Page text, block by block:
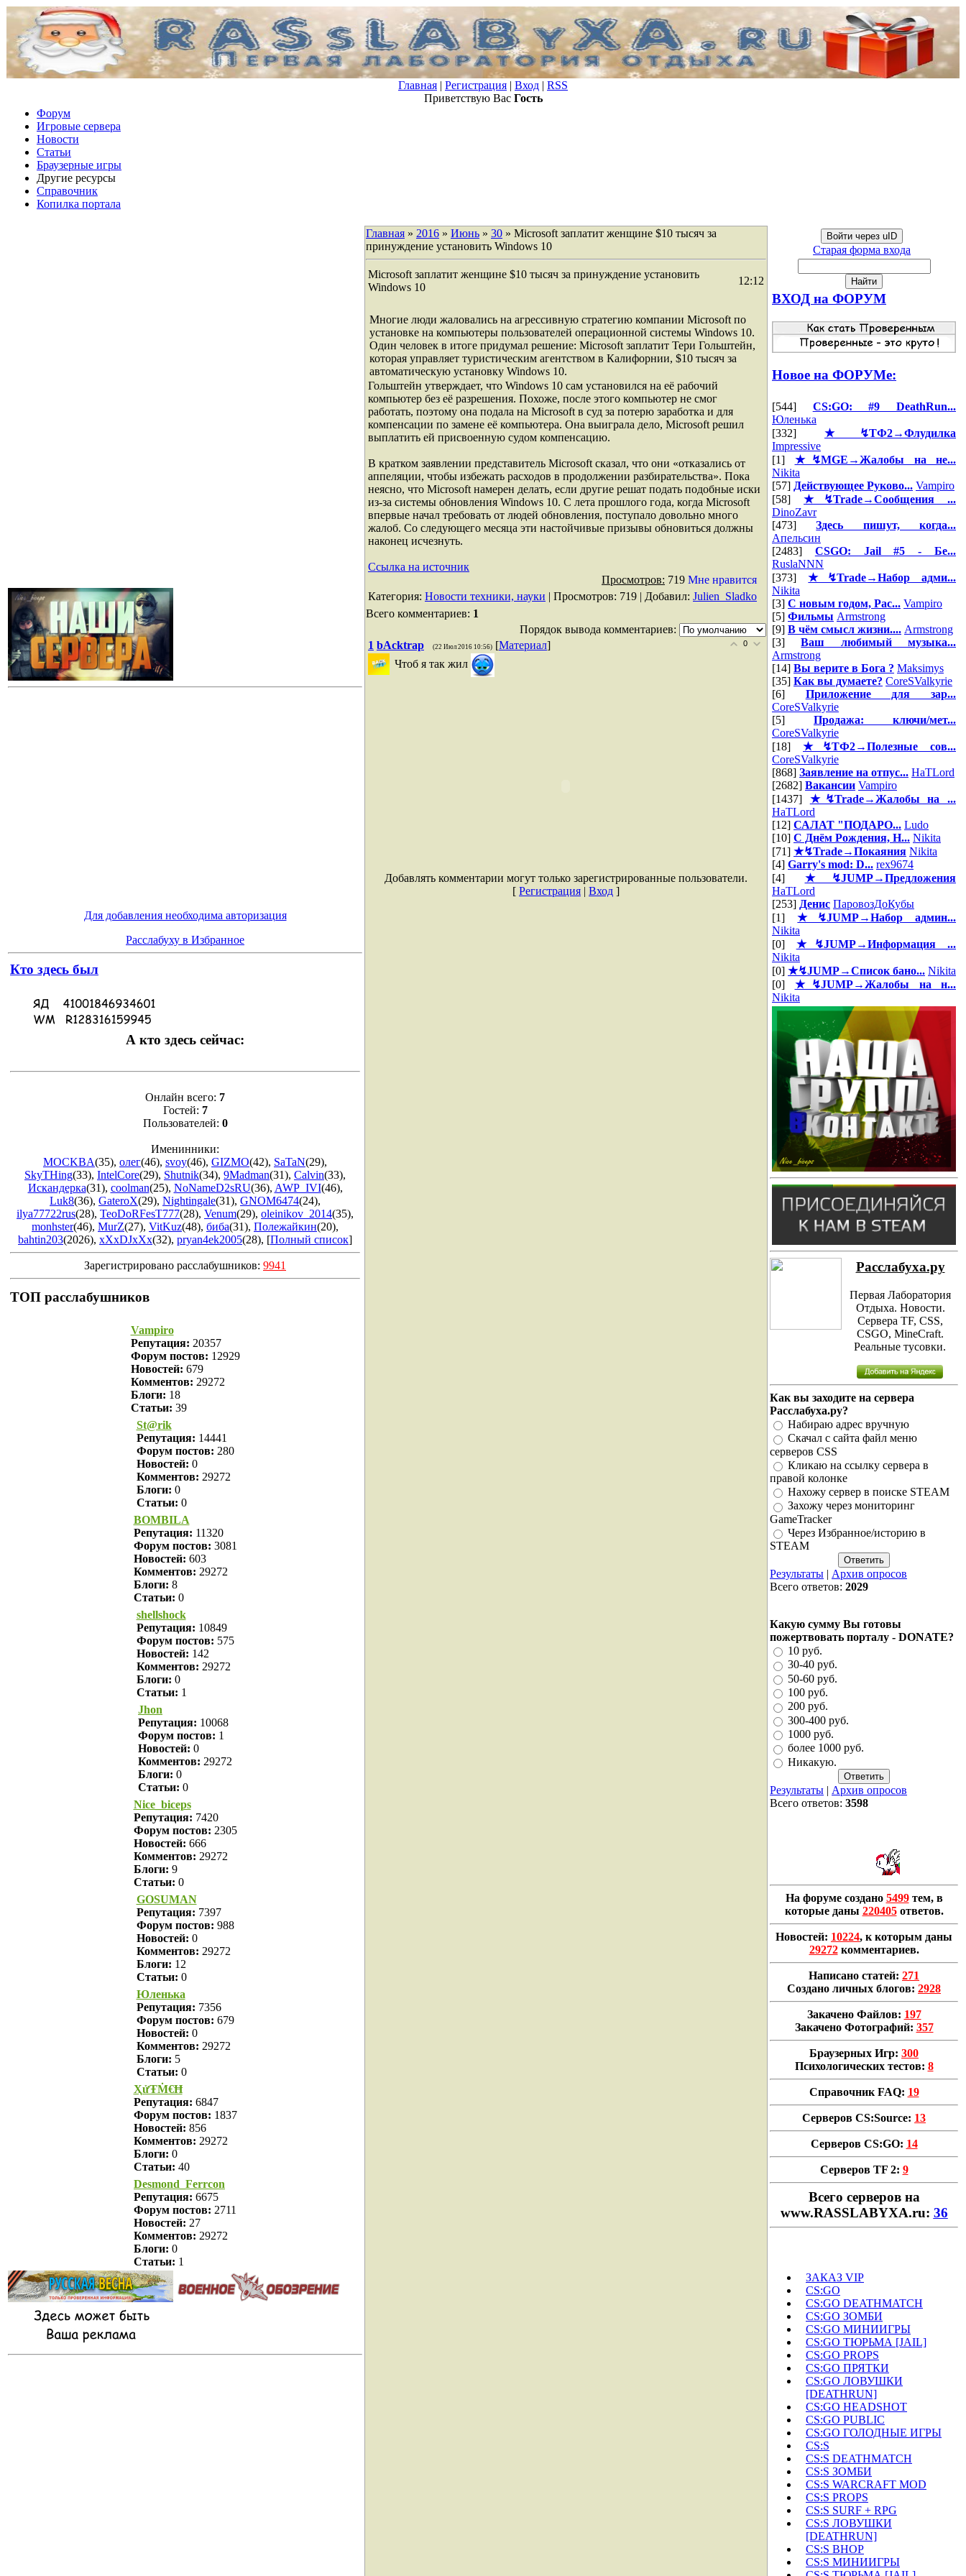
Главная | Регистрация | Вход | RSS
Приветствую Вас Гость
Форум
Игровые сервера
Новости
Статьи
Браузерные игры
Другие ресурсы
Справочник
Копилка портала
Для добавления необходима авторизация
Расслабуху в Избранное
Кто здесь был
А кто здесь сейчас:
Онлайн всего: 7
Гостей: 7
Пользователей: 0
Именинники:
MOCKBA(35), олег(46), svoy(46), GIZMO(42), SaTaN(29),
SkyTHing(33), IntelCore(29), Shutnik(34), 9Madman(31), Calvin(33),
Искандерка(31), coolman(25), NoNameD2sRU(36), AWP_IVI(46),
Luk8(36), GateroX(29), Nightingale(31), GNOM6474(24),
ilya77722rus(28), TeoDoRFesT777(28), Venum(29), oleinikov_2014(35),
monhster(46), MurZ(27), VitKuz(48), биба(31), Полежайкин(20),
bahtin203(2026), xXxDJxXx(32), pryan4ek2005(28), [Полный список]
Зарегистрировано расслабушников: 9941
ТОП расслабушников
Vampiro
Репутация: 20357
Форум постов: 12929
Новостей: 679
Комментов: 29272
Блоги: 18
Статьи: 39
St@rik
Репутация: 14441
Форум постов: 280
Новостей: 0
Комментов: 29272
Блоги: 0
Статьи: 0
BOMBILA
Репутация: 11320
Форум постов: 3081
Новостей: 603
Комментов: 29272
Блоги: 8
Статьи: 0
shellshock
Репутация: 10849
Форум постов: 575
Новостей: 142
Комментов: 29272
Блоги: 0
Статьи: 1
Jhon
Репутация: 10068
Форум постов: 1
Новостей: 0
Комментов: 29272
Блоги: 0
Статьи: 0
Nice_biceps
Репутация: 7420
Форум постов: 2305
Новостей: 666
Комментов: 29272
Блоги: 9
Статьи: 0
GOSUMAN
Репутация: 7397
Форум постов: 988
Новостей: 0
Комментов: 29272
Блоги: 12
Статьи: 0
Юленька
Репутация: 7356
Форум постов: 679
Новостей: 0
Комментов: 29272
Блоги: 5
Статьи: 0
ҲửŦṀ€Ħ
Репутация: 6847
Форум постов: 1837
Новостей: 856
Комментов: 29272
Блоги: 0
Статьи: 40
Desmond_Ferrcon
Репутация: 6675
Форум постов: 2711
Новостей: 27
Комментов: 29272
Блоги: 0
Статьи: 1
Главная » 2016 » Июнь » 30 » Microsoft заплатит женщине $10 тысяч за
принуждение установить Windows 10
Microsoft заплатит женщине $10 тысяч за принуждение установить
Windows 10
12:12
Многие люди жаловались на агрессивную стратегию компании Microsoft по
установке на компьютеры пользователей операционной системы Windows 10.
Один человек в итоге придумал решение: Microsoft заплатит Тери Гольштейн,
которая управляет туристическим агентством в Калифорнии, $10 тысяч за
автоматическую установку Windows 10.
Гольштейн утверждает, что Windows 10 сам установился на её рабочий
компьютер без её разрешения. Похоже, после этого компьютер не смог
работать, поэтому она подала на Microsoft в суд за потерю заработка и для
компенсации по замене её компьютера. Она выиграла дело, Microsoft решил
выплатить ей присвоенную судом компенсацию.
В кратком заявлении представитель Microsoft сказал, что они «отказались от
аппеляции, чтобы избежать расходов в продолжении разбирательства». Пока
неясно, что Microsoft намерен делать, если другие решат подать подобные иски
из-за системы обновления Windows 10. С лета прошлого года, когда Microsoft
впервые начал требовать от людей обновления, поступало довольно много
жалоб. Со следующего месяца эти настойчивые призывы обновиться должны
наконец исчезнуть.
Ссылка на источник
Просмотров: 719 Мне нравится
Категория: Новости техники, науки | Просмотров: 719 | Добавил: Julien_Sladko
Всего комментариев: 1
Порядок вывода комментариев:
0
1 bAcktrap (22 Июл 2016 10:56) [Материал]
Чтоб я так жил
Добавлять комментарии могут только зарегистрированные пользователи.
[ Регистрация | Вход ]
Войти через uID
Старая форма входа
ВХОД на ФОРУМ
Новое на ФОРУМе:
[544] CS:GO: #9 DeathRun...
Юленька
[332] ★↯ТФ2→Флудилка
Impressive
[1] ★↯MGE→Жалобы на не...
Nikita
[57] Действующее Руково... Vampiro
[58] ★↯Trade→Сообщения ...
DinoZavr
[473]Здесь пишут, когда...
Апельсин
[2483] CSGO: Jail #5 - Бе...
RuslaNNN
[373]★↯Trade→Набор адми...
Nikita
[3] С новым годом, Рас... Vampiro
[5] Фильмы Armstrong
[9] В чём смысл жизни.... Armstrong
[3]Ваш любимый музыка...
Armstrong
[14] Вы верите в Бога ? Maksimys
[35] Как вы думаете? CoreSValkyrie
[6] Приложение для зар...
CoreSValkyrie
[5] Продажа: ключи/мет...
CoreSValkyrie
[18] ★↯ТФ2→Полезные сов...
CoreSValkyrie
[868] Заявление на отпус... HaTLord
[2682] Вакансии Vampiro
[1437] ★↯Trade→Жалобы на ...
HaTLord
[12] САЛАТ "ПОДАРО... Ludo
[10] С Днём Рождения, Н... Nikita
[71] ★↯Trade→Покаяния Nikita
[4] Garry's mod: D... rex9674
[4] ★↯JUMP→Предложения
HaTLord
[253] Денис ПаровозДоКубы
[1]★↯JUMP→Набор админ...
Nikita
[0] ★↯JUMP→Информация ...
Nikita
[0] ★↯JUMP→Список бано... Nikita
[0] ★↯JUMP→Жалобы на н...
Nikita
Расслабуха.ру
Первая Лаборатория
Отдыха. Новости.
Сервера TF, CSS,
CSGO, MineCraft.
Реальные тусовки.
Как вы заходите на сервера
Расслабуха.ру?
Набираю адрес вручную
Скачал с сайта файл меню
серверов CSS
Кликаю на ссылку сервера в
правой колонке
Нахожу сервер в поиске STEAM
Захожу через мониторинг
GameTracker
Через Избранное/историю в
STEAM
Результаты | Архив опросов
Всего ответов: 2029
Какую сумму Вы готовы
пожертвовать порталу - DONATE?
10 руб.
30-40 руб.
50-60 руб.
100 руб.
200 руб.
300-400 руб.
1000 руб.
более 1000 руб.
Никакую.
Результаты | Архив опросов
Всего ответов: 3598
На форуме создано 5499тем, в
которые даны 220405ответов.
Новостей: 10224, к которым даны
29272комментариев.
Написано статей: 271
Создано личных блогов: 2928
Закачено Файлов: 197
Закачено Фотографий: 357
Браузерных Игр: 300
Психологических тестов: 8
Справочник FAQ: 19
Серверов CS:Source: 13
Серверов CS:GO: 14
Серверов TF 2: 9
Всего cерверов на
www.RASSLABYXA.ru: 36
ЗАКАЗ VIP
CS:GO
CS:GO DEATHMATCH
CS:GO ЗОМБИ
CS:GO МИНИИГРЫ
CS:GO ТЮРЬМА [JAIL]
CS:GO PROPS
CS:GO ПРЯТКИ
CS:GO ЛОВУШКИ
[DEATHRUN]
CS:GO HEADSHOT
CS:GO PUBLIC
CS:GO ГОЛОДНЫЕ ИГРЫ
CS:S
CS:S DEATHMATCH
CS:S ЗОМБИ
CS:S WARCRAFT MOD
CS:S PROPS
CS:S SURF + RPG
CS:S ЛОВУШКИ
[DEATHRUN]
CS:S BHOP
CS:S МИНИИГРЫ